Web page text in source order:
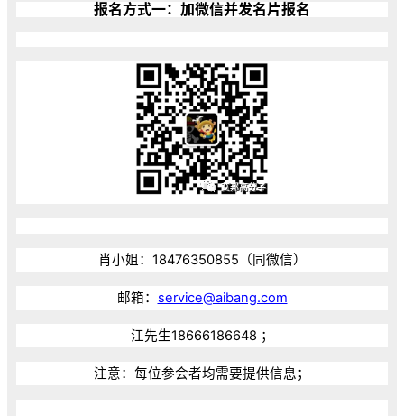
报名方式一：加微信并发名片报名
肖小姐：18476350855（同微信）
邮箱： service@aibang.com
江先生18666186648 ；
注意：每位参会者均需要提供信息；